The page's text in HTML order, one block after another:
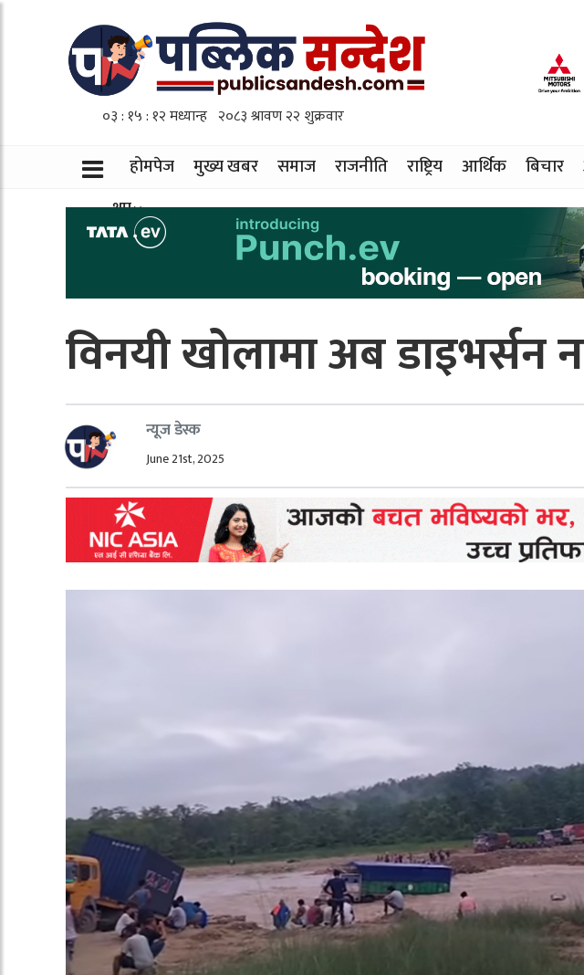
होमपेज मुख्य खबर समाज राजनीति राष्ट्रिय आर्थिक बिचार
थप
विनयी खोलामा अब डाइभर्सन
न्यूज डेस्क
June 21st, 2025